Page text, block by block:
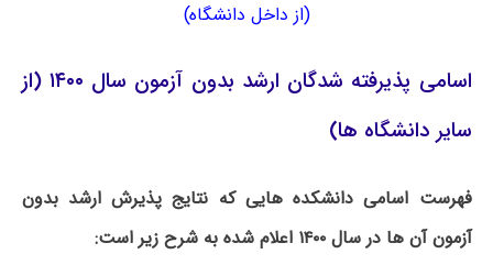
(از داخل دانشگاه)
اسامی پذیرفته شدگان ارشد بدون آزمون سال ۱۴۰۰ (از
سایر دانشگاه ها)
فهرست اسامی دانشکده هایی که نتایج پذیرش ارشد بدون
آزمون آن ها در سال ۱۴۰۰ اعلام شده به شرح زیر است: